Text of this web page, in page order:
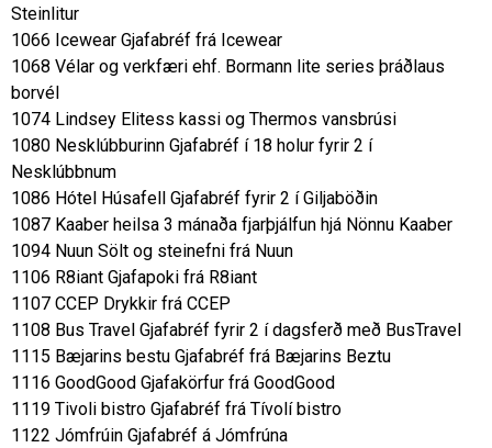
Steinlitur
1066 Icewear Gjafabréf frá Icewear
1068 Vélar og verkfæri ehf. Bormann lite series þráðlaus
borvél
1074 Lindsey Elitess kassi og Thermos vansbrúsi
1080 Nesklúbburinn Gjafabréf í 18 holur fyrir 2 í
Nesklúbbnum
1086 Hótel Húsafell Gjafabréf fyrir 2 í Giljaböðin
1087 Kaaber heilsa 3 mánaða fjarþjálfun hjá Nönnu Kaaber
1094 Nuun Sölt og steinefni frá Nuun
1106 R8iant Gjafapoki frá R8iant
1107 CCEP Drykkir frá CCEP
1108 Bus Travel Gjafabréf fyrir 2 í dagsferð með BusTravel
1115 Bæjarins bestu Gjafabréf frá Bæjarins Beztu
1116 GoodGood Gjafakörfur frá GoodGood
1119 Tivoli bistro Gjafabréf frá Tívolí bistro
1122 Jómfrúin Gjafabréf á Jómfrúna